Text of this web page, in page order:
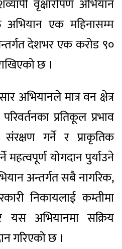
वृक्षारोपण अभियान
एक महिनासम्म
देशभर एक करोड ९०
छ ।
अभियानले मात्र वन क्षेत्र
प्रतिकूल प्रभाव
गर्ने र प्राकृतिक
योगदान पुर्याउने
अन्तर्गत सबै नागरिक,
निकायलाई कम्तीमा
यस अभियानमा सक्रिय
गरिएको छ ।